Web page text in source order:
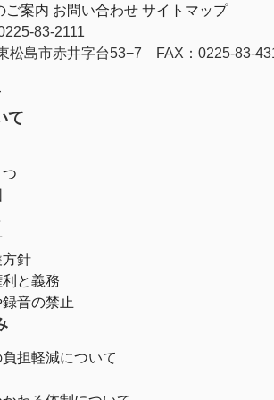
ご案内 お問い合わせ サイトマップ
83-2111
松島市赤井字台53−7 FAX：0225-83-
て
針
と義務
音の禁止
担軽減について